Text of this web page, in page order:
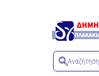
Αναζήτηση